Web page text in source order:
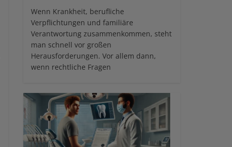
Wenn Krankheit, berufliche
Verpflichtungen und familiäre
Verantwortung zusammenkommen, steht
man schnell vor großen
Herausforderungen. Vor allem dann,
wenn rechtliche Fragen